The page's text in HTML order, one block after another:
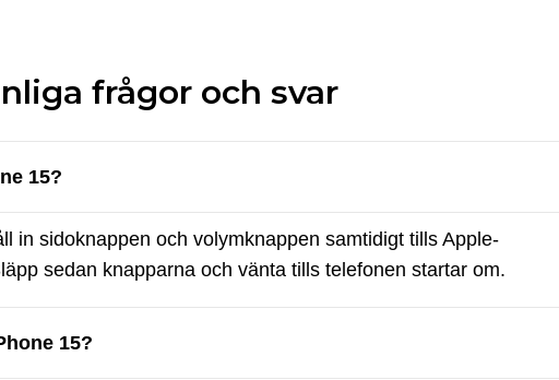
frågor och svar
15?
in sidoknappen och volymknappen samtidigt tills Apple-
sedan knapparna och vänta tills telefonen startar om.
15?